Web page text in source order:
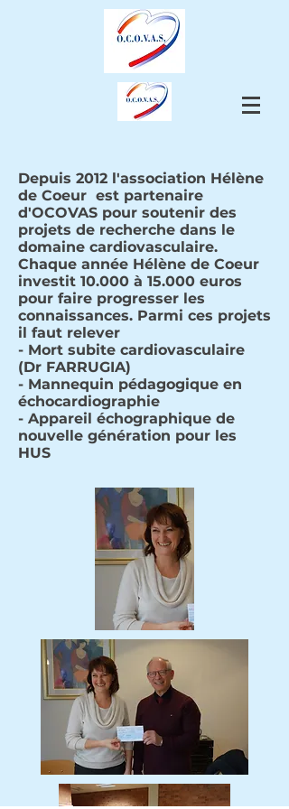
Depuis 2012 l'association Hélène
de Coeur est partenaire
d'OCOVAS pour soutenir des
projets de recherche dans le
domaine cardiovasculaire.
Chaque année Hélène de Coeur
investit 10.000 à 15.000 euros
pour faire progresser les
connaissances. Parmi ces projets
il faut relever
- Mort subite cardiovasculaire
(Dr FARRUGIA)
- Mannequin pédagogique en
échocardiographie
- Appareil échographique de
nouvelle génération pour les
HUS